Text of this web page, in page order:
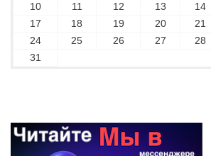
10
11 12 13 14
17
18 19 20 21
24
25 26 27 28
31